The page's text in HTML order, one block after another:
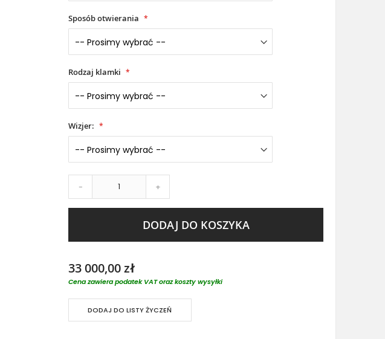
Sposób otwierania
Rodzaj klamki
Wizjer:
- +
DODAJ DO KOSZYKA
33 000,00 zł
Cena zawiera podatek VAT oraz koszty wysyłki
DODAJ DO LISTY ŻYCZEŃ